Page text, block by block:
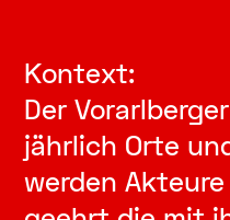
Kontext:
Der
jährlich Orte
werden